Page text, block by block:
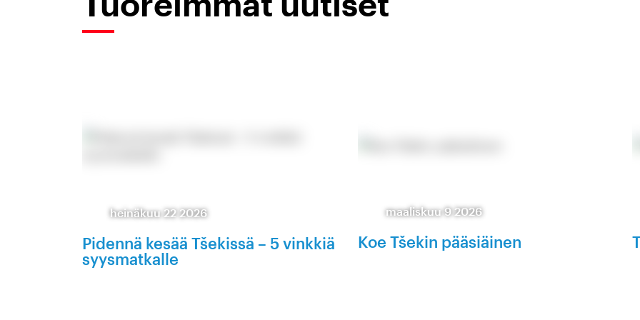
heinäkuu 22 2026
Pidennä kesää Tšekissä – 5 vinkkiä
syysmatkalle
maaliskuu 9 2026
Koe Tšekin pääsiäinen